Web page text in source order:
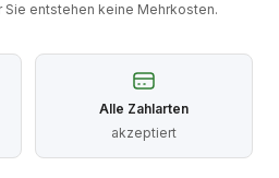
entstehen keine Mehrkosten.
Alle Zahlarten
akzeptiert